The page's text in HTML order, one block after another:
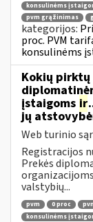
konsulinėms
pvm grąžinimas
kategorijos:
proc. PVM
konsulinėms
Kokių pirktų
įstaigoms ir
jų
Web turinio
Registracijos
Prekės
organizacijoms
valstybių...
pvm 0 proc
konsulinėms